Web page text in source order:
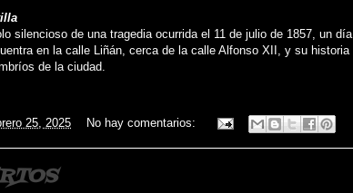
silencioso de una tragedia ocurrida el 11 de julio de 1857, un día
en la calle Liñán, cerca de la calle Alfonso XII, y su historia
de la ciudad.
25, 2025 No hay comentarios: